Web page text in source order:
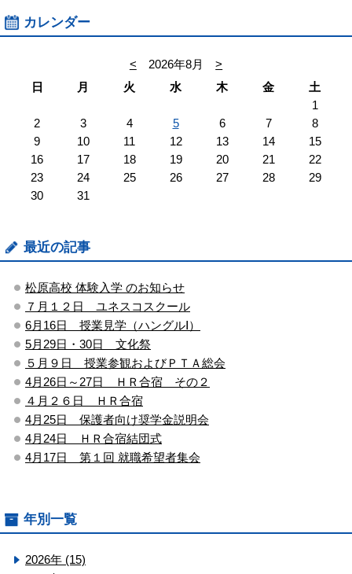
カレンダー
< 2026年8月
>
日
月 火 水 木 金
土
1
2
3 4 5 6 7
8
9
10 11 12 13 14
15
16
17 18 19 20 21
22
23
24 25 26 27 28
29
30
31
最近の記事
松原高校 体験入学 のお知らせ
７月１２日 ユネスコスクール
6月16日 授業見学（ハングルⅠ）
5月29日・30日 文化祭
５月９日 授業参観およびＰＴＡ総会
4月26日～27日 ＨＲ合宿 その２
４月２６日 ＨＲ合宿
4月25日 保護者向け奨学金説明会
4月24日 ＨＲ合宿結団式
4月17日 第１回 就職希望者集会
年別一覧
2026年 (15)